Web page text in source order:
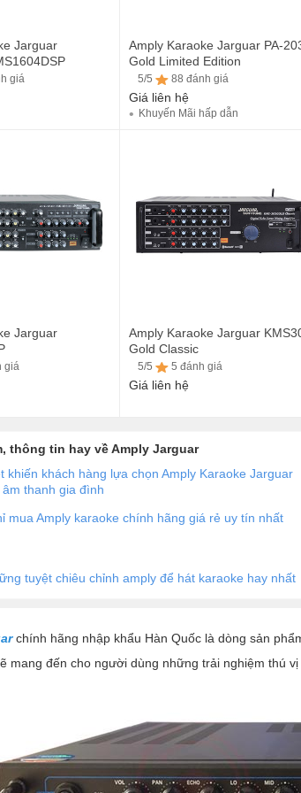
Jarguar
giá
Amply Karaoke Jarguar PA-
Gold Limited Edition
5/5 88 đánh giá
Giá liên hệ
Khuyến Mãi hấp dẫn
Jarguar
giá
Amply Karaoke Jarguar
Gold Classic
5/5 5 đánh giá
Giá liên hệ
thông tin hay về Amply Jarguar
khiến khách hàng lựa chọn Amply Karaoke Jarguar
thanh gia đình
mua Amply karaoke chính hãng giá rẻ uy tín nhất
tuyệt chiêu chỉnh amply để hát karaoke hay nhất
chính hãng nhập khẩu Hàn Quốc là dòng sản
mang đến cho người dùng những trải nghiệm thú